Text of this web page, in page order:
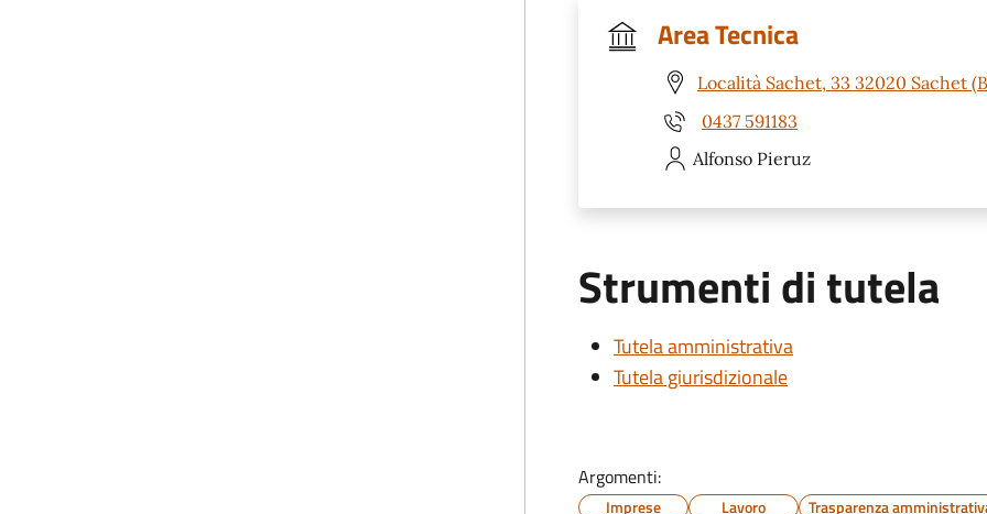
Area Tecnica
Località Sachet, 33 32020 Sachet
0437 591183
Alfonso Pieruz
Strumenti di tutela
Tutela amministrativa
Tutela giurisdizionale
Argomenti:
Imprese Lavoro Trasparenza